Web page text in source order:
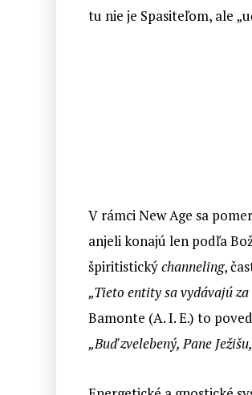
tu nie je Spasiteľom, ale
V rámci New Age sa
anjeli konajú len podľa
špiritistickýchanneling,
„Tieto entity sa vydávajú
Bamonte (A. I. E.) to
„Buď zvelebený, Pane